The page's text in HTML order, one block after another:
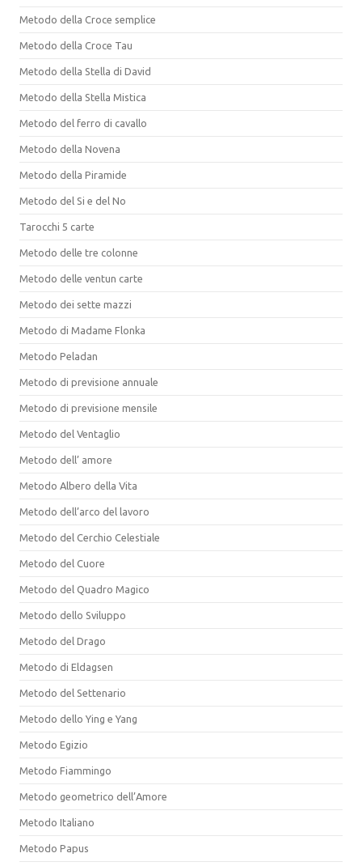
Metodo della Croce semplice
Metodo della Croce Tau
Metodo della Stella di David
Metodo della Stella Mistica
Metodo del ferro di cavallo
Metodo della Novena
Metodo della Piramide
Metodo del Si e del No
Tarocchi 5 carte
Metodo delle tre colonne
Metodo delle ventun carte
Metodo dei sette mazzi
Metodo di Madame Flonka
Metodo Peladan
Metodo di previsione annuale
Metodo di previsione mensile
Metodo del Ventaglio
Metodo dell’ amore
Metodo Albero della Vita
Metodo dell’arco del lavoro
Metodo del Cerchio Celestiale
Metodo del Cuore
Metodo del Quadro Magico
Metodo dello Sviluppo
Metodo del Drago
Metodo di Eldagsen
Metodo del Settenario
Metodo dello Ying e Yang
Metodo Egizio
Metodo Fiammingo
Metodo geometrico dell’Amore
Metodo Italiano
Metodo Papus